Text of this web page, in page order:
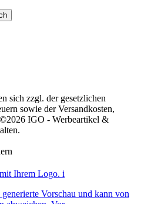
sich zzgl. der gesetzlichen
sowie der Versandkosten,
IGO - Werbeartikel &
Ihrem Logo. i
Vorschau und kann von